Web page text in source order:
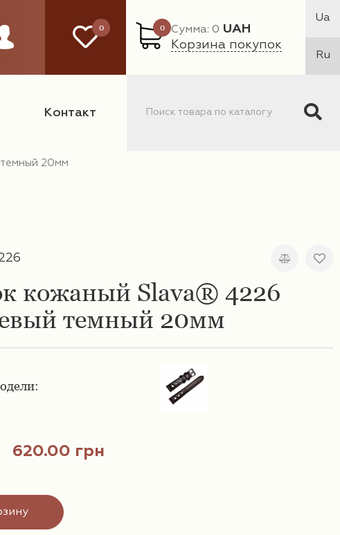
0 0 Сумма: 0 UAH
Корзина покупок
Ua
Ru
Контакт
20мм
кожаный Slava® 4226
темный 20мм
620.00 грн